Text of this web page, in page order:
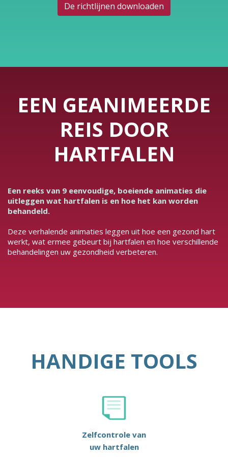
De richtlijnen downloaden
EEN GEANIMEERDE
REIS DOOR
HARTFALEN
Een reeks van 9 eenvoudige, boeiende animaties die
uitleggen wat hartfalen is en hoe het kan worden
behandeld.
Deze verhalende animaties leggen uit hoe een gezond hart
werkt, wat ermee gebeurt bij hartfalen en hoe verschillende
behandelingen uw gezondheid verbeteren.
HANDIGE TOOLS
Zelfcontrole van
uw hartfalen